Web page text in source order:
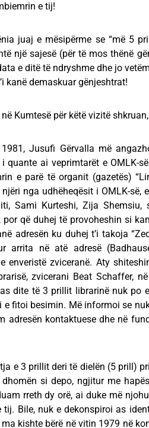
e tij!
juaj e mësipërme se “më 5
një sajesë (për të mos thënë
e ditë të ndryshme dhe jo
kanë demaskuar gënjeshtrat!
Kumtesë për këtë vizitë
Jusufi Gërvalla më
i quante ai veprimtarët e OMLK-
e parë të organit (gazetës)
njëri nga udhëheqësit i OMLK-së,
Sami Kurteshi, Zija
por që duhej të provoheshin si
adresën ku duhej t’i takoja
arrita në atë adresë
enveristë zviceranë. Aty
zvicerani Beat Schaffer,
dite të 3 prillit librarinë nuk po
e fitoi besimin. Më informoi se
adresën kontaktuese dhe në
e 3 prillit deri të dielën (5 prill)
si depo, ngjitur me
rreth dy orë, ai duke më
tij. Bile, nuk e dekonspiroi as
kishte bërë në vitin 1979 në